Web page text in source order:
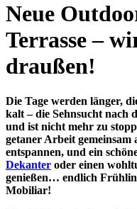
Neue
Terrasse –
draußen!
Die Tage werden länger,
kalt – die Sehnsucht nach
und ist nicht mehr zu
getaner Arbeit gemeinsam
entspannen, und ein
Dekanter oder einen
genießen… endlich
Mobiliar!